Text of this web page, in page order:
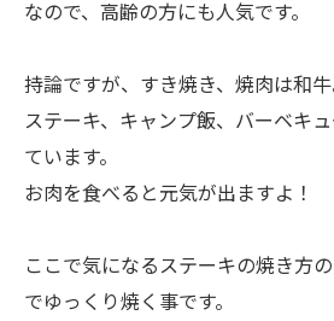
なので、高齢の方にも人気です。
持論ですが、すき焼き、焼肉は和牛
ステーキ、キャンプ飯、バーベキ
ています。
お肉を食べると元気が出ますよ！
ここで気になるステーキの焼き方
でゆっくり焼く事です。